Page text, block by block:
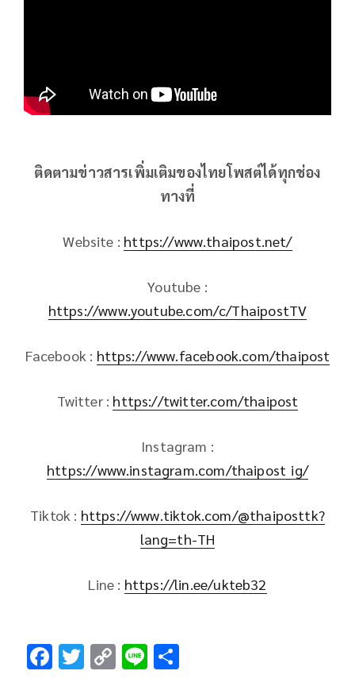
ติดตามข่าวสารเพิ่มเติมของไทยโพสต์ได้ทุกช่อง
ทางที่
Website : https://www.thaipost.net/
Youtube :
https://www.youtube.com/c/ThaipostTV
Facebook : https://www.facebook.com/thaipost
Twitter : https://twitter.com/thaipost
Instagram :
https://www.instagram.com/thaipost_ig/
Tiktok : https://www.tiktok.com/@thaiposttk?
lang=th-TH
Line : https://lin.ee/ukteb32
F T C Li